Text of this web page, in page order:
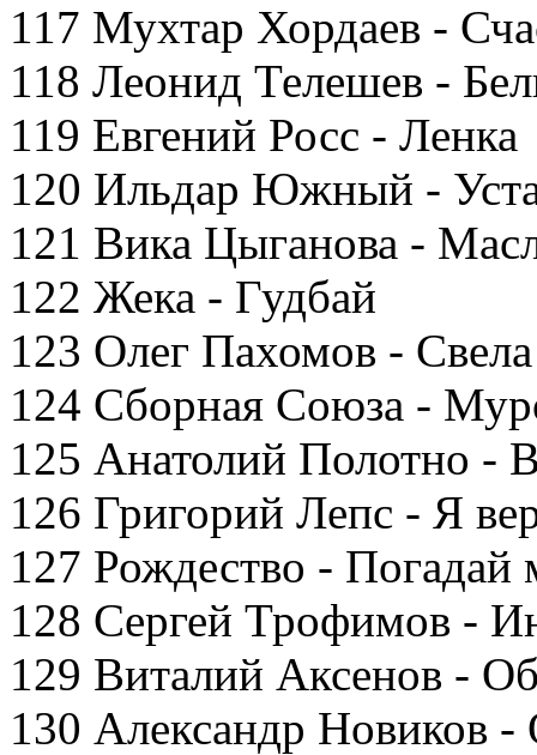
117 Мухтар Хордаев -
118 Леонид Телешев -
119 Евгений Росс - Ленка
120 Ильдар Южный -
121 Вика Цыганова -
122 Жека - Гудбай
123 Олег Пахомов -
124 Сборная Союза -
125 Анатолий Полотно -
126 Григорий Лепс - Я
127 Рождество - Погадай
128 Сергей Трофимов -
129 Виталий Аксенов -
130 Александр Новиков -